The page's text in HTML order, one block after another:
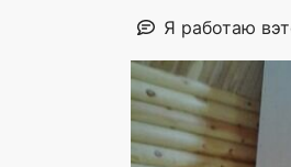
Я работаю